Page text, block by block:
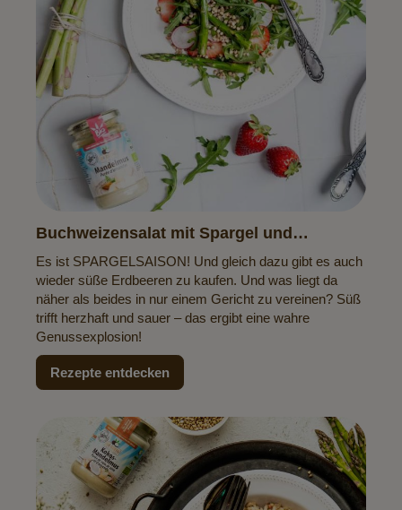
Buchweizensalat mit Spargel und
Es ist SPARGELSAISON! Und gleich dazu gibt es auch
wieder süße Erdbeeren zu kaufen. Und was liegt da
näher als beides in nur einem Gericht zu vereinen? Süß
trifft herzhaft und sauer – das ergibt eine wahre
Genussexplosion!
Rezepte entdecken